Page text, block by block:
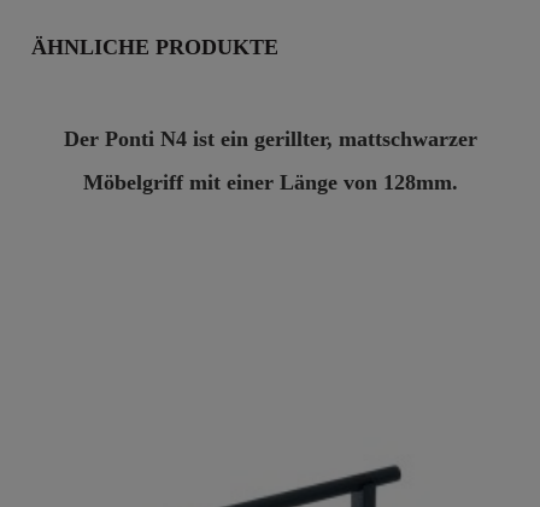
ÄHNLICHE PRODUKTE
Der Ponti N4 ist ein gerillter, mattschwarzer
Möbelgriff mit einer Länge von 128mm.